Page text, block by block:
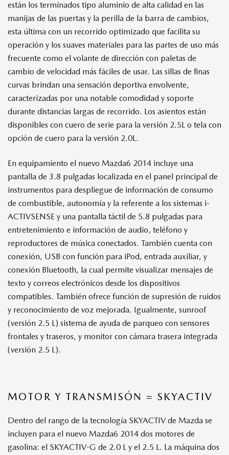
están los terminados tipo aluminio de alta calidad en las
manijas de las puertas y la perilla de la barra de cambios,
esta última con un recorrido optimizado que facilita su
operación y los suaves materiales para las partes de uso más
frecuente como el volante de dirección con paletas de
cambio de velocidad más fáciles de usar. Las sillas de finas
curvas brindan una sensación deportiva envolvente,
caracterizadas por una notable comodidad y soporte
durante distancias largas de recorrido. Los asientos están
disponibles con cuero de serie para la versión 2.5L o tela con
opción de cuero para la versión 2.0L.
En equipamiento el nuevo Mazda6 2014 incluye una
pantalla de 3.8 pulgadas localizada en el panel principal de
instrumentos para despliegue de información de consumo
de combustible, autonomía y la referente a los sistemas i-
ACTIVSENSE y una pantalla táctil de 5.8 pulgadas para
entretenimiento e información de audio, teléfono y
reproductores de música conectados. También cuenta con
conexión, USB con función para iPod, entrada auxiliar, y
conexión Bluetooth, la cual permite visualizar mensajes de
texto y correos electrónicos desde los dispositivos
compatibles. También ofrece función de supresión de ruidos
y reconocimiento de voz mejorada. Igualmente, sunroof
(versión 2.5 L) sistema de ayuda de parqueo con sensores
frontales y traseros, y monitor con cámara trasera integrada
(versión 2.5 L).
MOTOR Y TRANSMISÓN = SKYACTIV
Dentro del rango de la tecnología SKYACTIV de Mazda se
incluyen para el nuevo Mazda6 2014 dos motores de
gasolina: el SKYACTIV-G de 2.0 L y el 2.5 L. La máquina dos